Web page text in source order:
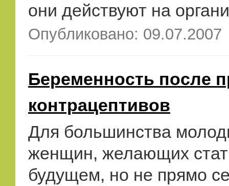
они действуют на
Опубликовано: 09.07.2007
Беременность после
контрацептивов
Для большинства
женщин, желающих
будущем, но не прямо